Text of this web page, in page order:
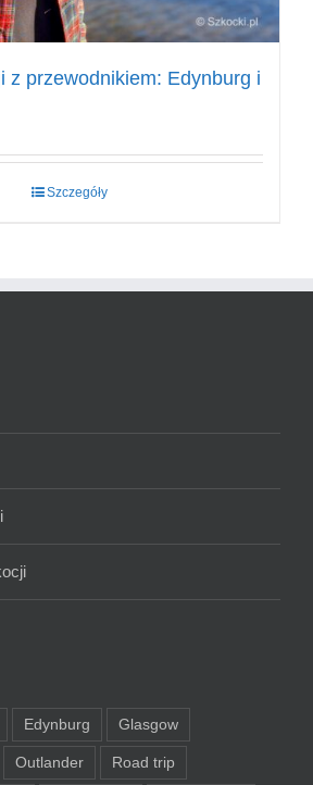
z przewodnikiem: Edynburg i
Szczegóły
Edynburg Glasgow
Outlander Road trip